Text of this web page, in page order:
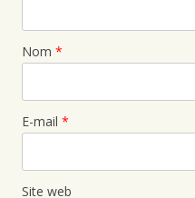
Nom *
E-mail *
Site web